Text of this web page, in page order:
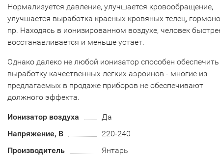
Нормализуется давление, улучшается кровообращение,
улучшается выработка красных кровяных телец,
пр. Находясь в ионизированном воздухе, человек
восстанавливается и меньше устает.
Однако далеко не любой ионизатор способен обеспечить
выработку качественных легких аэроинов - многие из
предлагаемых в продаже приборов не обеспечивают
должного эффекта.
Ионизатор воздуха
Да
Напряжение, В
220-240
Производитель
Янтарь